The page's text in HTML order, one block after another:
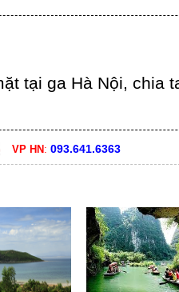
tại ga Hà Nội, chia
VP HN : 093.641.6363